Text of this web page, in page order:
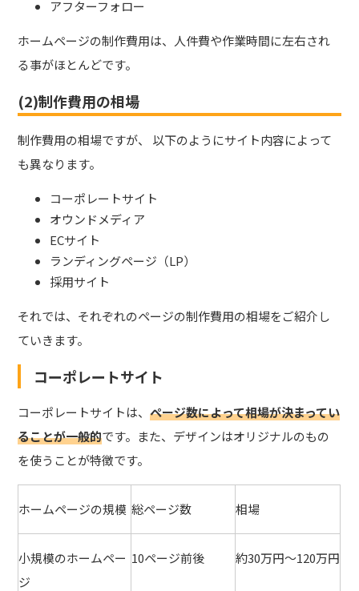
アフターフォロー
ホームページの制作費用は、人件費や作業時間に左右され
る事がほとんどです。
(2)制作費用の相場
制作費用の相場ですが、 以下のようにサイト内容によって
も異なります。
コーポレートサイト
オウンドメディア
ECサイト
ランディングページ（LP）
採用サイト
それでは、それぞれのページの制作費用の相場をご紹介し
ていきます。
コーポレートサイト
コーポレートサイトは、ページ数によって相場が決まってい
ることが一般的です。また、デザインはオリジナルのもの
を使うことが特徴です。
ホームページの規模 総ページ数 相場
小規模のホームペー
ジ
10ページ前後 約30万円～120万円